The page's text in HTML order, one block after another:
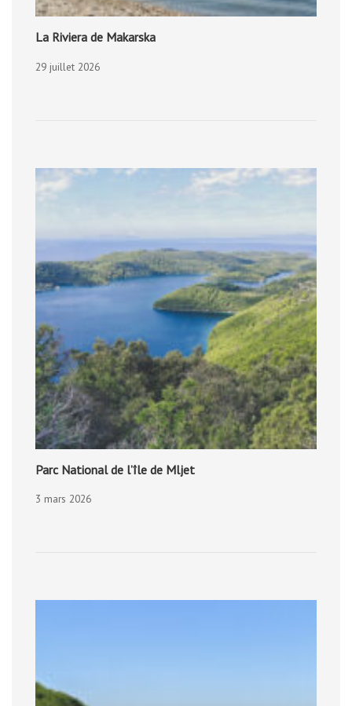
La Riviera de Makarska
29 juillet 2026
Parc National de l’île de Mljet
3 mars 2026